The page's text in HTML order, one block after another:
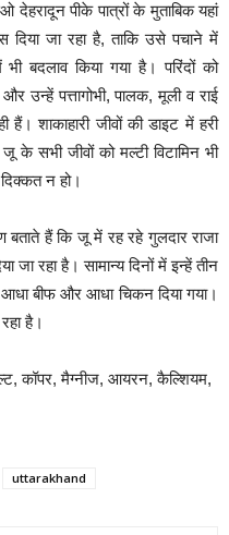
पीके पात्रों के मुताबिक यहां
दिया जा रहा है, ताकि उसे पचाने में
बदलाव किया गया है। परिंदों को
उन्हें पत्तागोभी, पालक, मूली व राई
हैं। शाकाहारी जीवों की डाइट में हरी
सभी जीवों को मल्टी विटामिन भी
न हो।
बताते हैं कि जू में रह रहे गुलदार राजा
जा रहा है। सामान्य दिनों में इन्हें तीन
आधा बीफ और आधा चिकन दिया गया।
है।
कॉपर, मैग्नीज, आयरन, कैल्शियम,
uttarakhand